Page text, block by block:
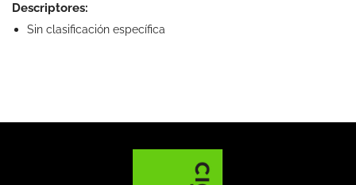
Descriptores:
Sin clasificación específica